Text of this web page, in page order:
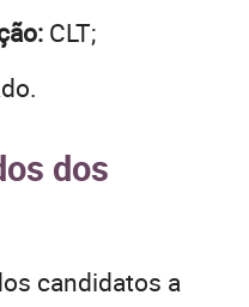
CLT;
dos
candidatos a